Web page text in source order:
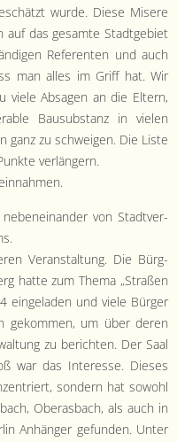
wurde. Diese Mis­ere
das gesamte Stadt­ge­bi­et
Ref­er­enten und auch
man alles im Griff hat. Wir
viele Absagen an die Eltern,
Bausub­stanz in vie­len
ganz zu schweigen. Die Liste
verlängern.
von Stadtver­
Ver­anstal­tung. Die Bürg­
hat­te zum The­ma „Straßen
ein­ge­laden und viele Bürg­er
gekom­men, um über deren
zu bericht­en. Der Saal
war das Inter­esse. Dieses
son­dern hat sowohl
Oberas­bach, als auch in
Anhänger gefun­den. Unter